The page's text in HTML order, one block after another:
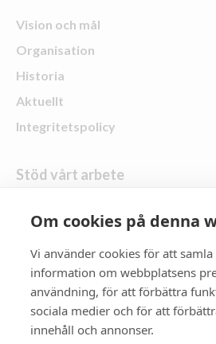
Vision och mål
Organisation
Historia
Aktuellt
Integritetspolicy
Stöd vårt arbete
Skänk en gåva
Följ oss
Zonta Distrikt 21
Zonta International
Om cookies på denna
Vi använder cookies för att
information om webbplatsens
användning, för att förbättra
sociala medier och för att
innehåll och annonser.